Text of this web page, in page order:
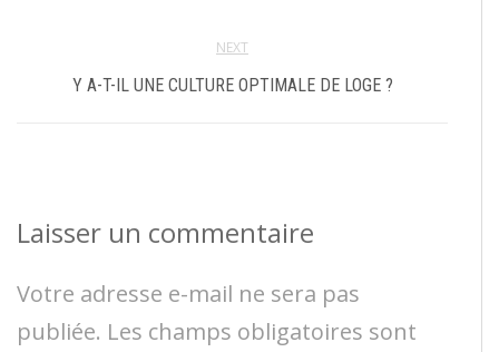
NEXT
Y A-T-IL UNE CULTURE OPTIMALE DE LOGE ?
Laisser un commentaire
Votre adresse e-mail ne sera pas
publiée. Les champs obligatoires sont